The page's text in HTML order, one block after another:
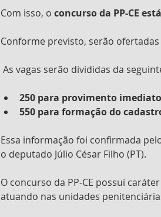
Com isso, o concurso da PP-CE
Conforme previsto, serão ofertadas
As vagas serão divididas da
250 para provimento
550 para formação do
Essa informação foi confirmada
o deputado Júlio César Filho (PT).
O concurso da PP-CE possui
atuando nas unidades